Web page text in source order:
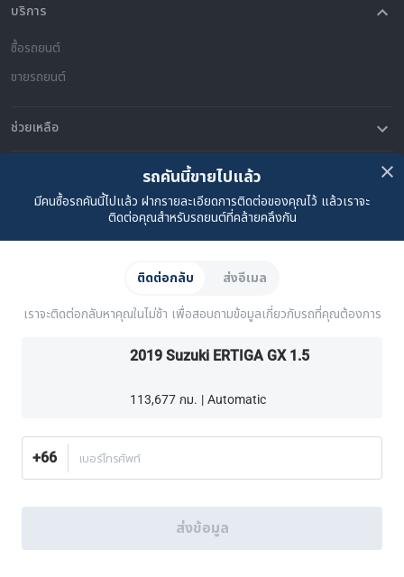
รถคันนี้ขายไปแล้ว
มีคนซื้อรถคันนี้ไปแล้ว ฝากรายละเอียดการติดต่อของคุณไว้ แล้วเราจะ
ติดต่อคุณสำหรับรถยนต์ที่คล้ายคลึงกัน
ติดต่อกลับ
ส่งอีเมล
เราจะติดต่อกลับหาคุณในไม่ช้า เพื่อสอบถามข้อมูลเกี่ยวกับรถที่คุณต้องการ
2019 Suzuki ERTIGA GX 1.5
113,677 กม. | Automatic
+66 เบอร์โทรศัพท์
ส่งข้อมูล
บริการ
ซื้อรถยนต์
ขายรถยนต์
ช่วยเหลือ
เรื่องราวของเรา
ซื้อรถจาก CARSOME
บทความ
การแจ้งเบาะแส
ร่วมงานกับเรา
Partner Websites
วิธีเลือกซื้อเพิ่มเติม:ค้นหาศูนย์บริการครบวงจร CARSOME ใกล้บ้านคุณ.
02-026-1188
ประเทศไทย
© 2016-2025 CARSOME (THAILAND) CO., LTD.(105559096112) สงวน
นโยบายความเป็นส่วนตัว
เงื่อนไขการใช้บริการ นโยบายคุกกี้ นโยบายคุกกี้